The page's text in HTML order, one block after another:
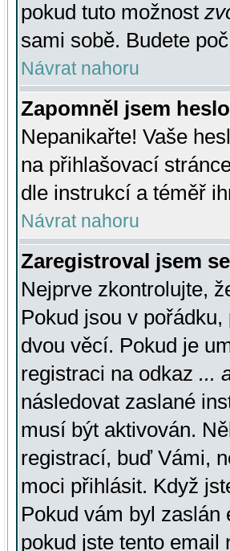
pokud tuto možnost
sami sobě. Budete
Návrat nahoru
Zapomněl jsem
Nepanikařte! Vaše
na přihlašovací
dle instrukcí a téměř
Návrat nahoru
Zaregistroval jsem
Nejprve zkontrolujte,
Pokud jsou v
dvou věcí. Pokud je
registraci na odkaz ...
následovat zaslané
musí být aktivován.
registrací, buď Vámi,
moci přihlásit. Když
Pokud vám byl
pokud jste tento email